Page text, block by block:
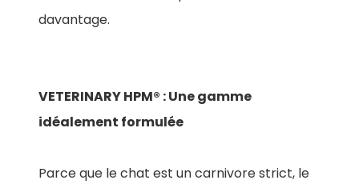
davantage.
VETERINARY HPM® : Une gamme
idéalement formulée
Parce que le chat est un carnivore strict, le